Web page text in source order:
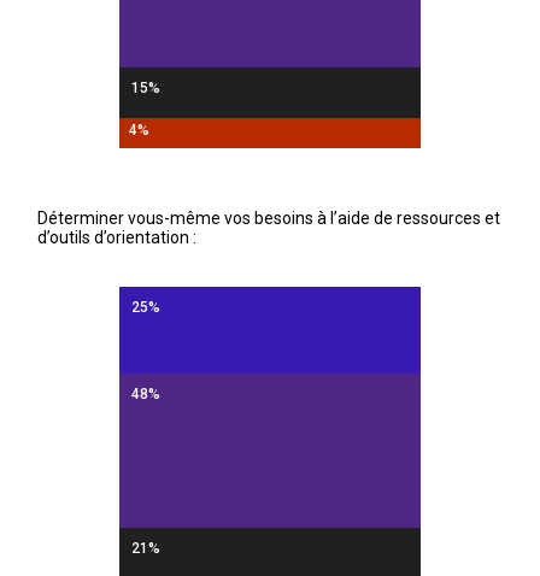
15%
4%
Déterminer vous-même vos besoins à l’aide de ressources et
d’outils d’orientation :
25%
48%
21%